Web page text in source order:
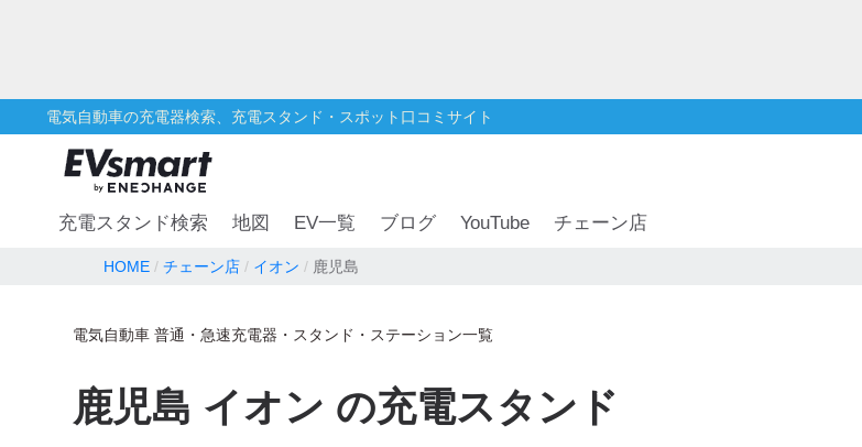
電気自動車の充電器検索、充電スタンド・スポット口コミサイト
充電スタンド検索 地図 EV一覧 ブログ YouTube チェーン店
HOME チェーン店 イオン 鹿児島
電気自動車 普通・急速充電器・スタンド・ステーション一覧
鹿児島 イオン の充電スタンド